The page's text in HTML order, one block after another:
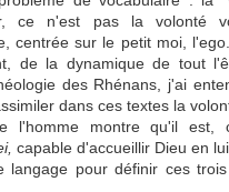
ce n'est pas la volonté
centrée sur le petit moi,
de la dynamique de tout
des Rhénans, j'ai
dans ces textes la
l'homme montre qu'il est,
capable d'accueillir Dieu en lui.
langage pour définir ces